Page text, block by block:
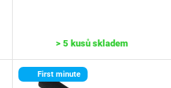
> 5 kusů skladem
First minute